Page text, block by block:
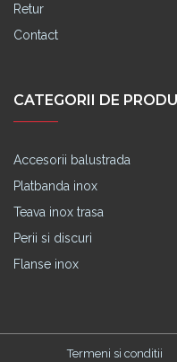
Retur
Contact
CATEGORII DE
Accesorii balustrada
Platbanda inox
Teava inox trasa
Perii si discuri
Flanse inox
Termeni si conditii